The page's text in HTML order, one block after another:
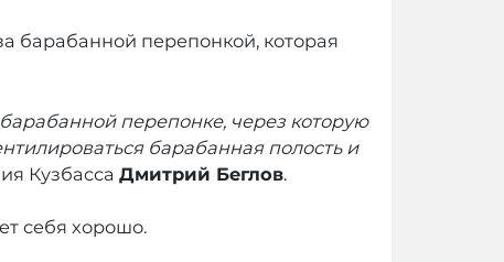
барабанной перепонкой, которая
перепонке, через которую
барабанная полость и
Кузбасса Дмитрий Беглов.
себя хорошо.